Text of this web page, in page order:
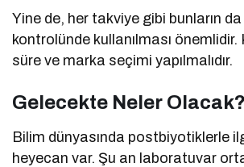
Yine de, her takviye gibi bunların
kontrolünde kullanılması
süre ve marka seçimi yapılmalıdır.
Gelecekte Neler Olacak?
Bilim dünyasında postbiyotiklerle
heyecan var. Şu an laboratuvar